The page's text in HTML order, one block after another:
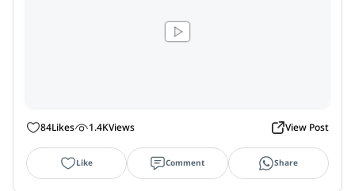
84Likes 1.4KViews View Post
Like Comment Share